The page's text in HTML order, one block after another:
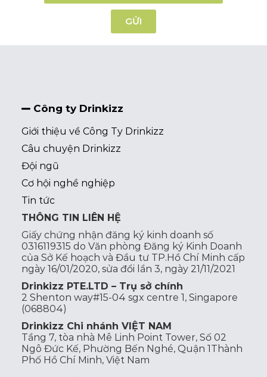
GỬI
Công ty Drinkizz
Giới thiệu về Công Ty Drinkizz
Câu chuyện Drinkizz
Đội ngũ
Cơ hội nghề nghiệp
Tin tức
THÔNG TIN LIÊN HỆ
Giấy chứng nhận đăng ký kinh doanh số
0316119315 do Văn phòng Đăng ký Kinh Doanh
của Sở Kế hoạch và Đầu tư TP.Hồ Chí Minh cấp
ngày 16/01/2020, sửa đổi lần 3, ngày 21/11/2021
Drinkizz PTE.LTD – Trụ sở chính
2 Shenton way#15-04 sgx centre 1, Singapore
(068804)
Drinkizz Chi nhánh VIỆT NAM
Tầng 7, tòa nhà Mê Linh Point Tower, Số 02
Ngô Đức Kế, Phường Bến Nghé, Quận 1Thành
Phố Hồ Chí Minh, Việt Nam